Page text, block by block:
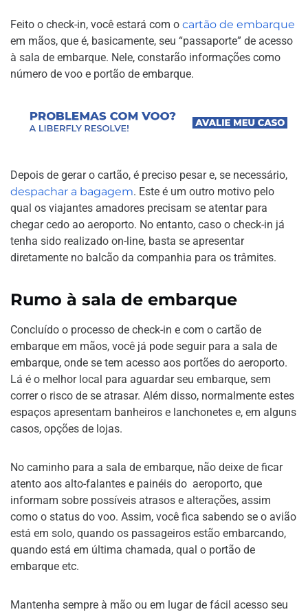
Feito o check-in, você estará com o cartão de embarque
em mãos, que é, basicamente, seu “passaporte” de acesso
à sala de embarque. Nele, constarão informações como
número de voo e portão de embarque.
Depois de gerar o cartão, é preciso pesar e, se necessário,
despachar a bagagem. Este é um outro motivo pelo
qual os viajantes amadores precisam se atentar para
chegar cedo ao aeroporto. No entanto, caso o check-in já
tenha sido realizado on-line, basta se apresentar
diretamente no balcão da companhia para os trâmites.
Rumo à sala de embarque
Concluído o processo de check-in e com o cartão de
embarque em mãos, você já pode seguir para a sala de
embarque, onde se tem acesso aos portões do aeroporto.
Lá é o melhor local para aguardar seu embarque, sem
correr o risco de se atrasar. Além disso, normalmente estes
espaços apresentam banheiros e lanchonetes e, em alguns
casos, opções de lojas.
No caminho para a sala de embarque, não deixe de ficar
atento aos alto-falantes e painéis do aeroporto, que
informam sobre possíveis atrasos e alterações, assim
como o status do voo. Assim, você fica sabendo se o avião
está em solo, quando os passageiros estão embarcando,
quando está em última chamada, qual o portão de
embarque etc.
Mantenha sempre à mão ou em lugar de fácil acesso seu